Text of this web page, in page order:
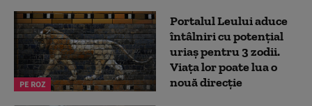
PE ROZ
Portalul Leului aduce
întâlniri cu potențial
uriaș pentru 3 zodii.
Viața lor poate lua o
nouă direcție